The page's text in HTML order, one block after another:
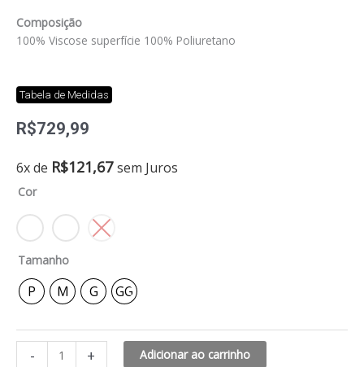
Composição
100% Viscose superfície 100% Poliuretano
Tabela de Medidas
R$729,99
6x de R$121,67 sem Juros
Cor
Tamanho
P M G GG
-
Vestido
verona
quantidade
+ Adicionar ao carrinho